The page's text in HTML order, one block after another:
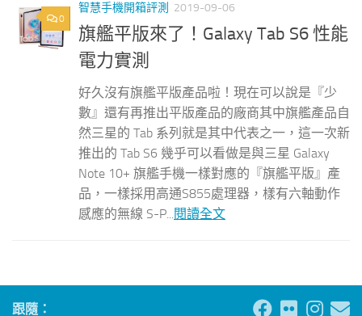
0
智慧手機開箱評測 2019-09-06
旗艦平版來了！Galaxy Tab S6 性能
電力實測
好久沒有旗艦平版產品啦！現在可以說是『少
數』還有再推出平版產品的廠商其中旗艦產品自
然三星的 Tab 系列就是其中代表之一，這一次新
推出的 Tab S6 幾乎可以看做是與三星 Galaxy
Note 10+ 旗艦手機一樣對應的『旗艦平版』產
品，一樣採用高通S855處理器，樣有六軸動作
感應的無線 S-P...閱讀全文
跟隨：